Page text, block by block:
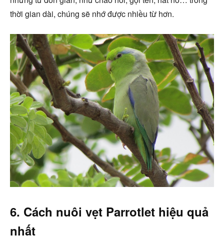
thời gian dài, chúng sẽ nhớ được nhiều từ hơn.
6. Cách nuôi vẹt Parrotlet hiệu quả
nhất